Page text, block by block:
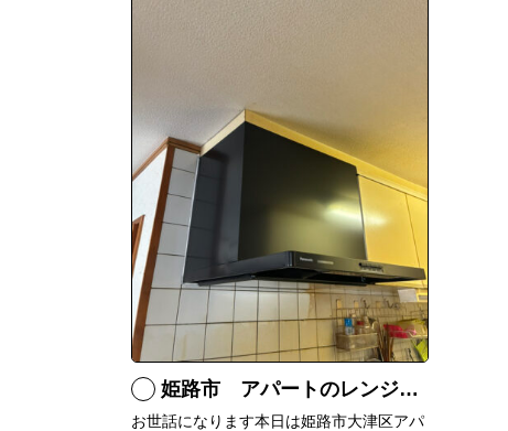
姫路市 アパートのレンジフード交換
お世話になります本日は姫路市大津区アパ